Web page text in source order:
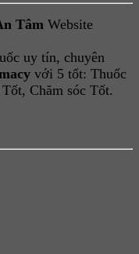
Tâm Website
uy tín, chuyên
với 5 tốt: Thuốc
Chăm sóc Tốt.